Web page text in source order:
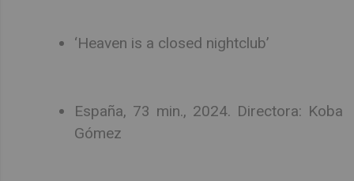
‘Heaven is a closed nightclub’
España, 73 min., 2024. Directora: Koba
Gómez